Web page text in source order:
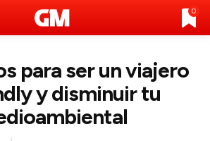
0
para ser un viajero
y disminuir tu